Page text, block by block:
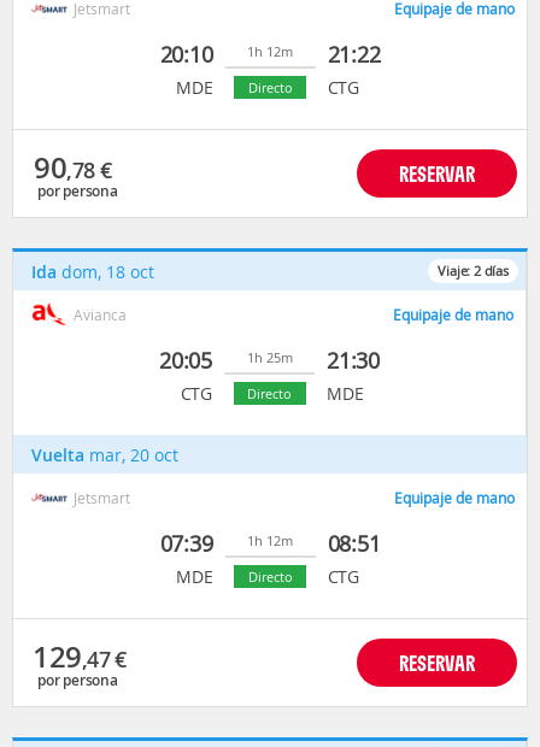
Jetsmart Equipaje de mano
20:10
MDE
1h 12m
Directo
21:22
CTG
90,78€
por persona
RESERVAR
Viaje: 2 días
Ida dom, 18 oct
Avianca Equipaje de mano
20:05
CTG
1h 25m
Directo
21:30
MDE
Vuelta mar, 20 oct
Jetsmart Equipaje de mano
07:39
MDE
1h 12m
Directo
08:51
CTG
129,47€
por persona
RESERVAR